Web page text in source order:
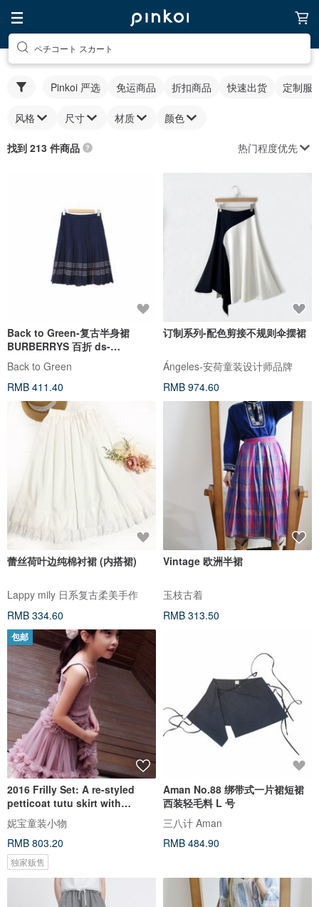
ペチコート スカート
Pinkoi 严选 免运商品 折扣商品 快速出货 定制服
风格 尺寸 材质 颜色
找到 213 件商品 热门程度优先
Back to Green-复古半身裙
BURBERRYS 百折 ds-
02//vintage skirt
Back to Green
RMB 411.40
订制系列-配色剪接不规则伞摆裙
Ángeles-安荷童装设计师品牌
RMB 974.60
蕾丝荷叶边纯棉衬裙 (内搭裙)
Lappy mily 日系复古柔美手作
RMB 334.60
Vintage 欧洲半裙
玉枝古着
RMB 313.50
包邮
2016 Frilly Set: A re-styled
petticoat tutu skirt with
adjustable waist and
matching top with many frills
and ruffles made from the
softest chiffon of the highest
quality雪纺套装
妮宝童装小物
RMB 803.20
独家贩售
Aman No.88 绑带式一片裙短裙
西装轻毛料 L 号
三八计 Aman
RMB 484.90